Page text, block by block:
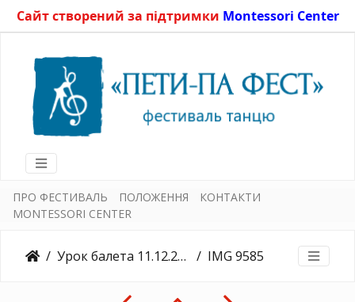
Сайт створений за підтримки Montessori Center
ПРО ФЕСТИВАЛЬ ПОЛОЖЕННЯ
КОНТАКТИ
MONTESSORI CENTER
Урок балета 11.12.2015 IMG 9585